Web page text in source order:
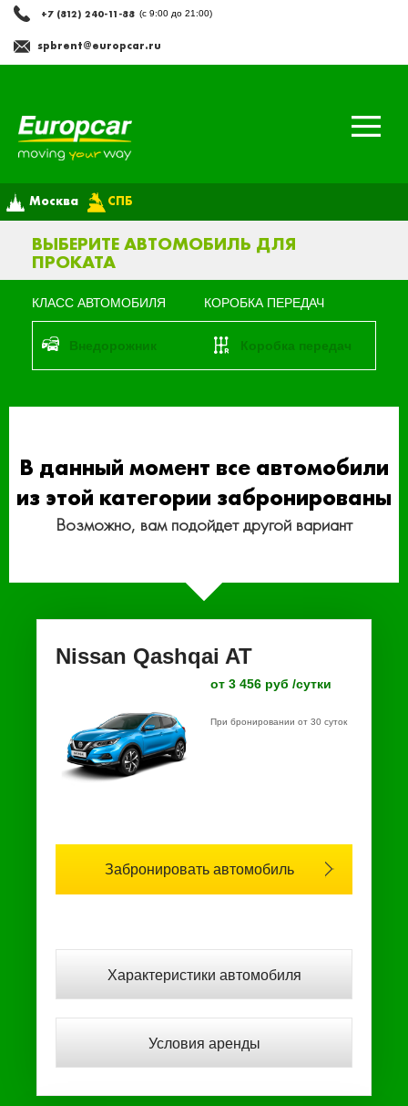
+7 (812) 240-11-88 (с 9:00 до 21:00)
spbrent@europcar.ru
Москва СПБ
ВЫБЕРИТЕ АВТОМОБИЛЬ ДЛЯ
ПРОКАТА
КЛАСС АВТОМОБИЛЯ
Внедорожник
КОРОБКА ПЕРЕДАЧ
Коробка передач
В данный момент все автомобили
из этой категории забронированы
Возможно, вам подойдет другой вариант
Nissan Qashqai AT
от 3 456 руб /сутки
При бронировании от 30 суток
Забронировать автомобиль
Характеристики автомобиля
Условия аренды